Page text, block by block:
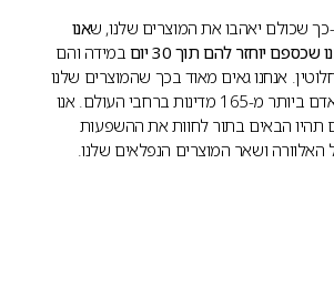
כך שכולם יאהבו את המוצרים שלנו, שאנו
יוחזר להם תוך 30 יום
במידה והם
אנחנו גאים מאוד בכך שהמוצרים שלנו
עזרו למיליוני בני אדם ביותר מ-165 מדינות ברחבי העולם. אנו
תהיו הבאים בתור לחוות את ההשפעות
ושאר המוצרים הנפלאים שלנו.